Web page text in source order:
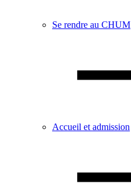
Se rendre au CHUM
Accueil et admission